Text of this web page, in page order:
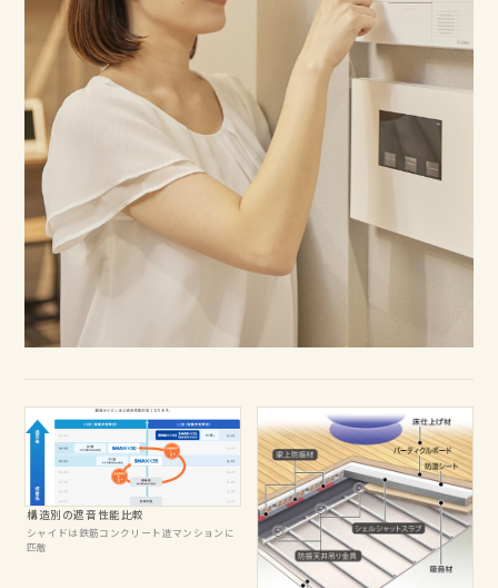
構造別の遮音性能比較
シャイドは鉄筋コンクリート造マンションに
匹敵